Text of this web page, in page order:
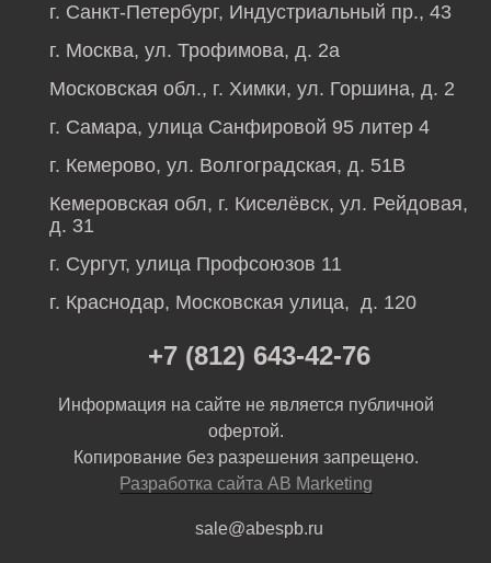
г. Санкт-Петербург, Индустриальный пр., 43
г. Москва, ул. Трофимова, д. 2а
Московская обл., г. Химки, ул. Горшина, д. 2
г. Самара, улица Санфировой 95 литер 4
г. Кемерово, ул. Волгоградская, д. 51В
Кемеровская обл, г. Киселёвск, ул. Рейдовая,
д. 31
г. Сургут, улица Профсоюзов 11
г. Краснодар, Московская улица, д. 120
+7 (812) 643-42-76
Информация на сайте не является публичной
офертой.
Копирование без разрешения запрещено.
Разработка сайта AB Marketing
sale@abespb.ru